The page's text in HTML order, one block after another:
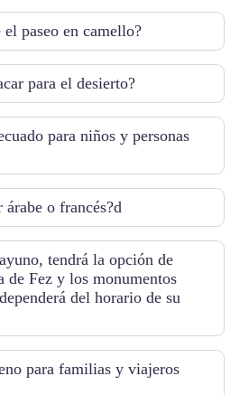
el paseo en camello?
para el desierto?
para niños y personas
o francés?d
tendrá la opción de
de Fez y los monumentos
del horario de su
para familias y viajeros